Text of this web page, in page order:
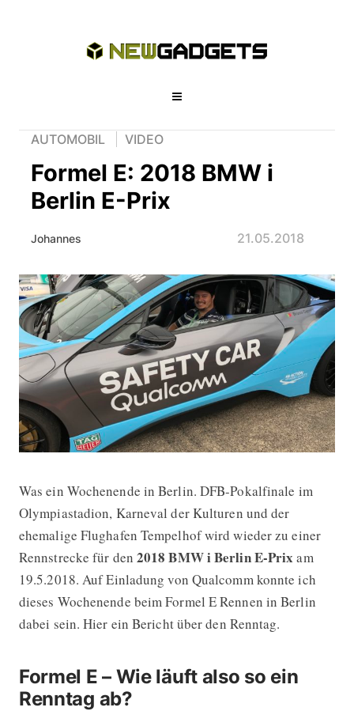
AUTOMOBIL VIDEO
Formel E: 2018 BMW i
Berlin E-Prix
Johannes 21.05.2018
Formel E: 2018 BMW i Berlin E-Prix
Was ein Wochenende in Berlin. DFB-Pokalfinale im
Olympiastadion, Karneval der Kulturen und der
ehemalige Flughafen Tempelhof wird wieder zu einer
Rennstrecke für den 2018 BMW i Berlin E-Prix am
19.5.2018. Auf Einladung von Qualcomm konnte ich
dieses Wochenende beim Formel E Rennen in Berlin
dabei sein. Hier ein Bericht über den Renntag.
Formel E – Wie läuft also so ein
Renntag ab?